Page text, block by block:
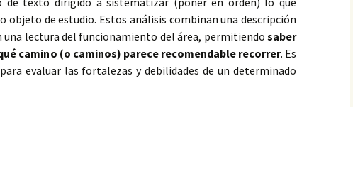
objeto de estudio. Estos análisis combinan una descripción
una lectura del funcionamiento del área, permitiendo saber
camino (o caminos) parece recomendable recorrer. Es
evaluar las fortalezas y debilidades de un determinado
de las intervenciones asistidas en la literatura científico técnica: